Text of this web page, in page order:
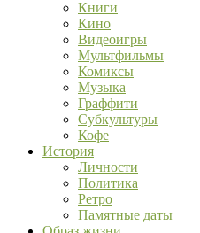
Книги
Кино
Видеоигры
Мультфильмы
Комиксы
Музыка
Граффити
Субкультуры
Кофе
История
Личности
Политика
Ретро
Памятные даты